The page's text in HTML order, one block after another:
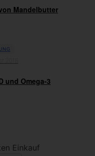
Mandelbutter
und Omega-3
Einkauf